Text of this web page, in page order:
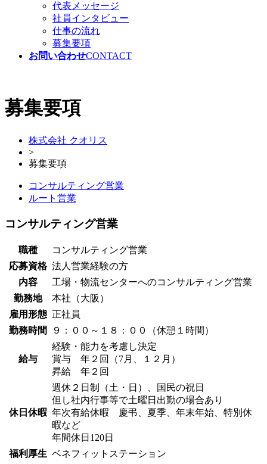
代表メッセージ
社員インタビュー
仕事の流れ
募集要項
お問い合わせCONTACT
募集要項
株式会社 クオリス
>
募集要項
コンサルティング営業
ルート営業
コンサルティング営業
職種
コンサルティング営業
応募資格 法人営業経験の方
内容
工場・物流センターへのコンサルティング営業
勤務地
本社（大阪）
雇用形態 正社員
勤務時間
９：００～１８：００（休憩１時間）
給与
経験・能力を考慮し決定
賞与 年２回（7月、１２月）
昇給 年２回
休日休暇
週休２日制（土・日）、国民の祝日
但し社内行事等で土曜日出勤の場合あり
年次有給休暇 慶弔、夏季、年末年始、特別休
暇など
年間休日120日
福利厚生 ベネフィットステーション